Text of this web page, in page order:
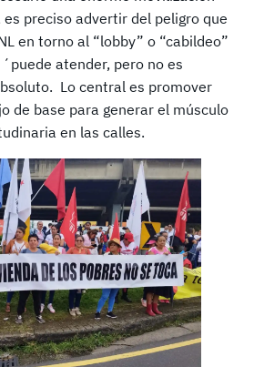
preciso advertir del peligro que
en torno al “lobby” o “cabildeo”
atender, pero no es
Lo central es promover
de base para generar el músculo
en las calles.